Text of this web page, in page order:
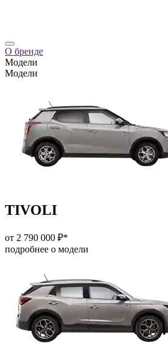
О бренде
Модели
Модели
TIVOLI
от 2 790 000 ₽*
подробнее о модели